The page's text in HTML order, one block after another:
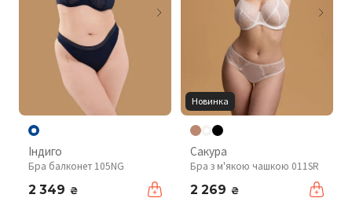
Індиго
Бра балконет 105NG
2 349 ₴
Новинка
Сакура
Бра з м'якою чашкою 011SR
2 269 ₴